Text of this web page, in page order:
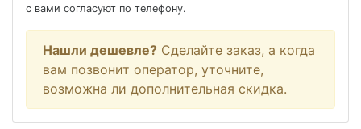
с вами согласуют по телефону.
Нашли дешевле? Сделайте заказ, а когда
вам позвонит оператор, уточните,
возможна ли дополнительная скидка.